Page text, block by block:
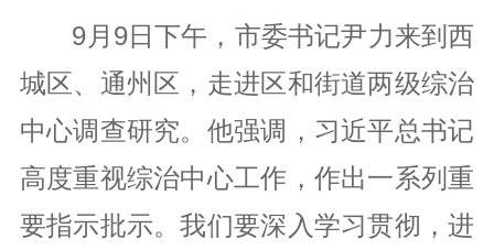
指导督促
党风廉政
统战群团
9月9日下午，市委书记尹力来到西
城区、通州区，走进区和街道两级综治
中心调查研究。他强调，习近平总书记
高度重视综治中心工作，作出一系列重
要指示批示。我们要深入学习贯彻，进